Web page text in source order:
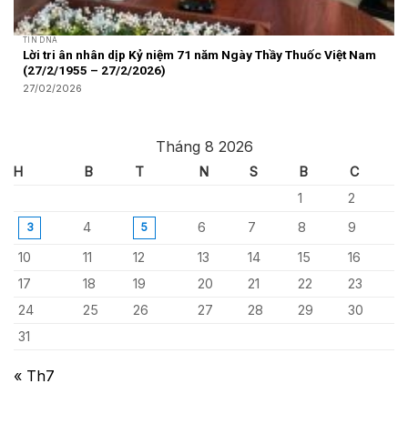
TIN DNA
Lời tri ân nhân dịp Kỷ niệm 71 năm Ngày Thầy Thuốc Việt Nam
(27/2/1955 – 27/2/2026)
27/02/2026
Tháng 8 2026
H B T N S B
C
1
2
3 4 5 6 7 8
9
10
11 12 13 14 15
16
17
18 19 20 21 22
23
24
25 26 27 28 29
30
31
« Th7